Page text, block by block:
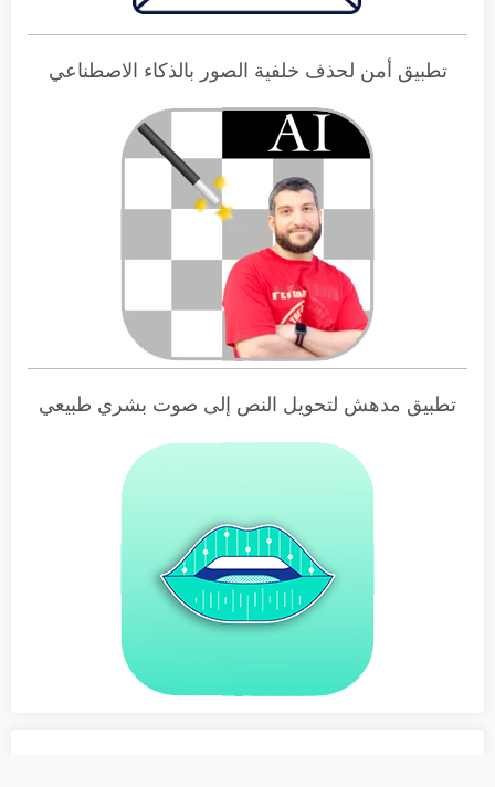
تطبيق أمن لحذف خلفية الصور بالذكاء الاصطناعي
تطبيق مدهش لتحويل النص إلى صوت بشري طبيعي